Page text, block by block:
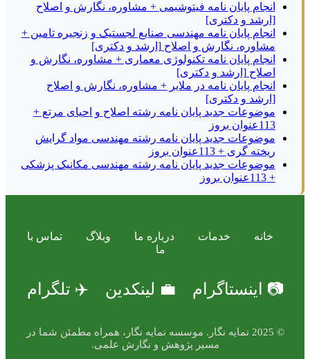
انجام پایان نامه فیتوشیمی + مشاوره، نگارش و اصلاح
[ارشد و دکتری]
انجام پایان نامه مهندسی صنایع لجستیک و زنجیره تامین +
مشاوره، نگارش و اصلاح [ارشد و دکتری]
انجام پایان نامه تکنولوژی معماری + مشاوره، نگارش و
اصلاح [ارشد و دکتری]
انجام پایان نامه در ملایر + مشاوره، نگارش و اصلاح
[ارشد و دکتری]
موضوعات جدید پایان نامه رشته اصلاح و احیای مرتع +
113عنوان بروز
موضوعات جدید پایان نامه رشته مهندسی مواد گرایش
ریخته گری + 113عنوان بروز
موضوعات جدید پایان نامه رشته مهندسی مکانیک پزشکی
+ 113عنوان بروز
خانه خدمات درباره ما وبلاگ
تماس با
ما
📷 اینستاگرام 💼 لینکدین ✈️ تلگرام
© 2025 نمایه نگار. موسسه نمایه نگار، همراه مطمئن شما در
مسیر پژوهش و نگارش علمی.